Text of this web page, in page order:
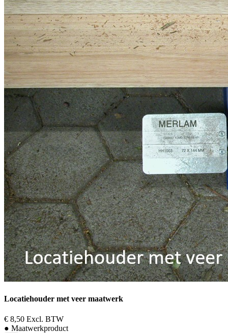
Locatiehouder met veer maatwerk
€ 8,50 Excl. BTW
● Maatwerkproduct